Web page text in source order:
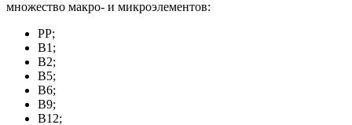
множество макро- и микроэлементов:
PP;
B1;
B2;
B5;
B6;
B9;
B12;